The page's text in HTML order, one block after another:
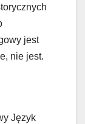
jest
nie jest.
Język